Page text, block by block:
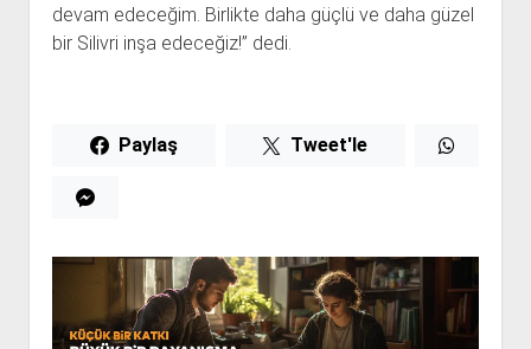
devam edeceğim. Birlikte daha güçlü ve daha güzel
bir Silivri inşa edeceğiz!” dedi.
Paylaş Tweet'le